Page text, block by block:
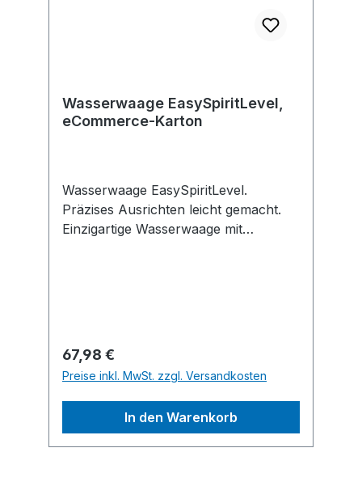
Wasserwaage EasySpiritLevel,
eCommerce-Karton
Wasserwaage EasySpiritLevel.
Präzises Ausrichten leicht gemacht.
Einzigartige Wasserwaage mit
akustische Rückmeldung zum
Nivellierstatus. Ideal für die
Ausrichtung von Küchenschränken,
Terrassen mit Neigung oder andere
Heimwerkerarbeiten. Recycelte
Materialien für Produkt und
Regulärer Preis:
67,98 €
Preise inkl. MwSt. zzgl. Versandkosten
In den Warenkorb